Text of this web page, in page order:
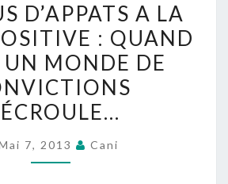
REFUS
D’APPATS
A
LA
SAUCE
POSITIVE
:
QUAND
D’APPATS A LA
: QUAND
MONDE DE
7, 2013 Cani